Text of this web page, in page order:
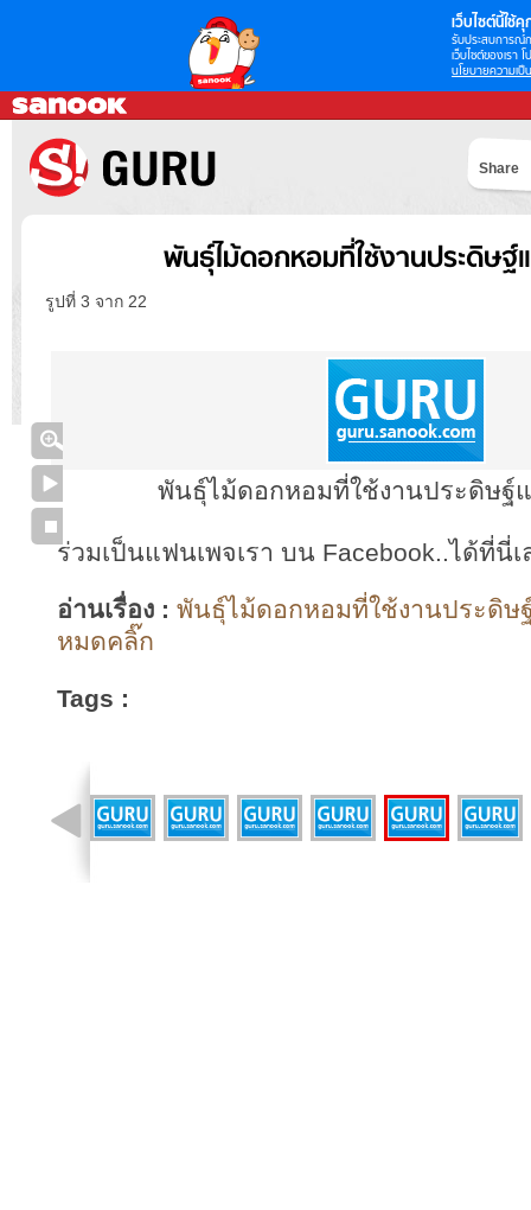
เว็บไซต์นี้ใช้คุ
รับประสบการณ์
เว็บไซต์ของเรา
นโยบายความเป็
Share
พันธุ์ไม้ดอกหอมที่ใช้งานประดิษฐ์
รูปที่ 3 จาก 22
พันธุ์ไม้ดอกหอมที่ใช้งานประดิษฐ์
ร่วมเป็นแฟนเพจเรา บน Facebook..ได้ที่นี่เ
อ่านเรื่อง : พันธุ์ไม้ดอกหอมที่ใช้งานประดิษ
หมดคลิ๊ก
Tags :